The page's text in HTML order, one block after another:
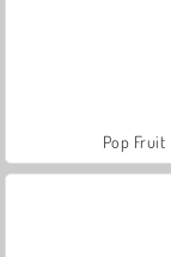
Pop Fruit